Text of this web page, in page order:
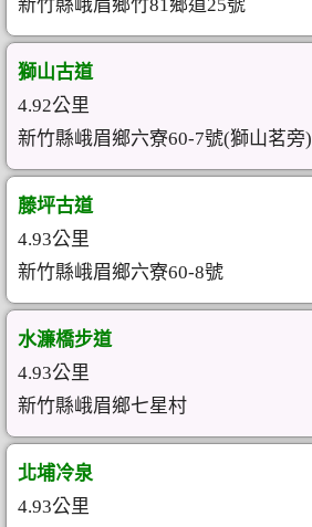
新竹縣峨眉鄉竹81鄉道25號
獅山古道
4.92公里
新竹縣峨眉鄉六寮60-7號(獅山茗旁)
藤坪古道
4.93公里
新竹縣峨眉鄉六寮60-8號
水濂橋步道
4.93公里
新竹縣峨眉鄉七星村
北埔冷泉
4.93公里